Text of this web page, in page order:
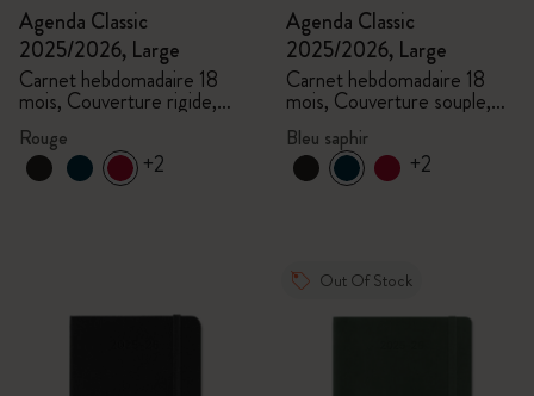
Agenda Classic
2025/2026, Large
Carnet hebdomadaire 18
mois, Couverture rigide,
Rouge écarlate
Rouge
+2
Agenda Classic
2025/2026, Large
Carnet hebdomadaire 18
mois, Couverture souple,
Bleu saphir
Bleu saphir
+2
Out Of Stock